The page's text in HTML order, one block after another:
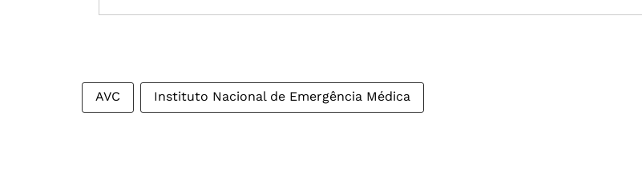
AVC Instituto Nacional de Emergência Médica